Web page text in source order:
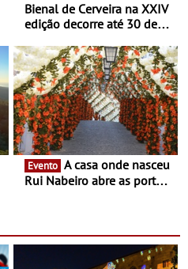
Bienal de Cerveira na XXIV
edição decorre até 30 de
enquanto “Territórios sem
Fronteira”
Evento
Rui Nabeiro abre as portas
16 de agosto